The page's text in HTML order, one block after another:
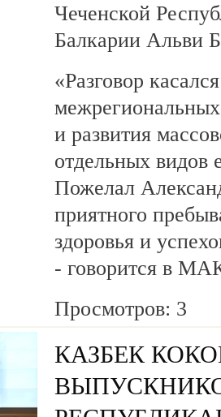
Чеченской
Балкарии Альви
«Разговор
и развития
отдельных видов
Пожелал
приятного
здоровья и
- говорится в
Просмотров: 3
КАЗБЕК